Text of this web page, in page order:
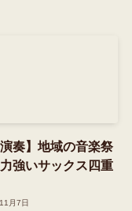
演奏】地域の音楽祭
強いサックス四重
月7日